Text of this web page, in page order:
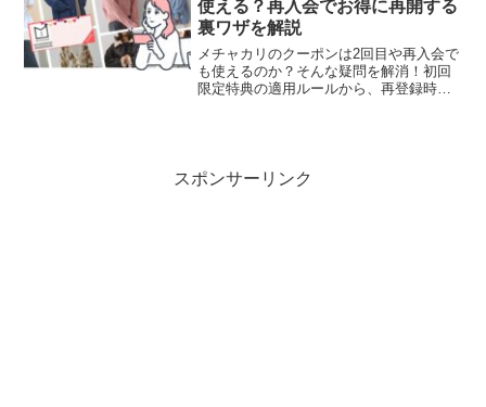
使える？再入会でお得に再開する
裏ワザを解説
メチャカリのクーポンは2回目や再入会で
も使えるのか？そんな疑問を解消！初回
限定特典の適用ルールから、再登録時に
ック。
スポンサーリンク